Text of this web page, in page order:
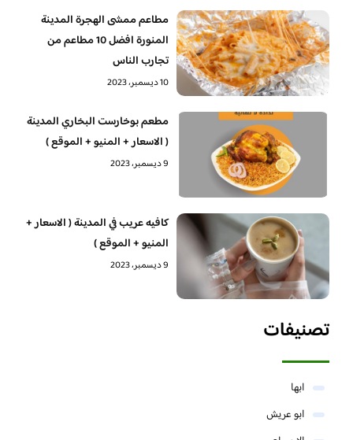
مطاعم ممشى الهجرة المدينة
المنورة افضل 10 مطاعم من
تجارب الناس
10 ديسمبر، 2023
مطعم بوخارست البخاري المدينة
( الاسعار + المنيو + الموقع )
9 ديسمبر، 2023
كافيه عريب في المدينة ( الاسعار +
المنيو + الموقع )
9 ديسمبر، 2023
تصنيفات
ابها
ابو عريش